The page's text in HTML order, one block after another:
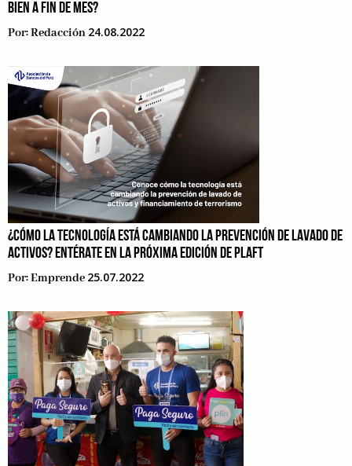
BIEN A FIN DE MES?
Por:Redacción 24.08.2022
¿CÓMO LA TECNOLOGÍA ESTÁ CAMBIANDO LA PREVENCIÓN DE LAVADO DE
ACTIVOS? ENTÉRATE EN LA PRÓXIMA EDICIÓN DE PLAFT
Por:Emprende 25.07.2022